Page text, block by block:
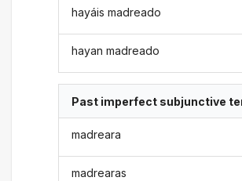
hayáis madreado
hayan madreado
Past imperfect subjunctive
madreara
madrearas